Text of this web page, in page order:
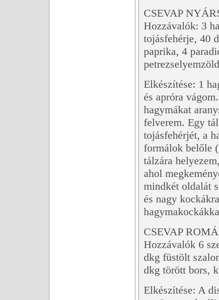
CSEVAP
Hozzávalók: 3
tojásfehérje, 40
paprika, 4
petrezselyemzöld
Elkészítése: 1
és apróra
hagymákat
felverem. Egy
tojásfehérjét, a
formálok belőle
tálzára
ahol
mindkét oldalát
és nagy
CSEVAP
Hozzávalók 6
dkg füstölt
dkg törött bors,
Elkészítése: A